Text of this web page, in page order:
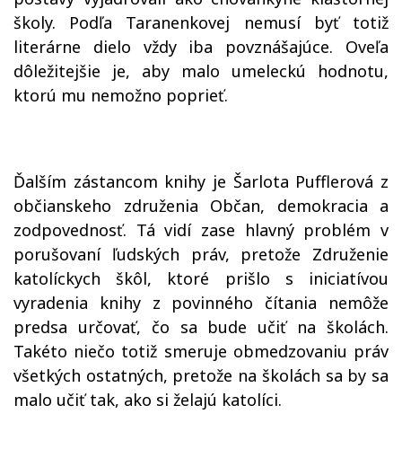
školy. Podľa Taranenkovej nemusí byť totiž
literárne dielo vždy iba povznášajúce. Oveľa
dôležitejšie je, aby malo umeleckú hodnotu,
ktorú mu nemožno poprieť.
Ďalším zástancom knihy je Šarlota Pufflerová z
občianskeho združenia Občan, demokracia a
zodpovednosť. Tá vidí zase hlavný problém v
porušovaní ľudských práv, pretože Združenie
katolíckych škôl, ktoré prišlo s iniciatívou
vyradenia knihy z povinného čítania nemôže
predsa určovať, čo sa bude učiť na školách.
Takéto niečo totiž smeruje obmedzovaniu práv
všetkých ostatných, pretože na školách sa by sa
malo učiť tak, ako si želajú katolíci.